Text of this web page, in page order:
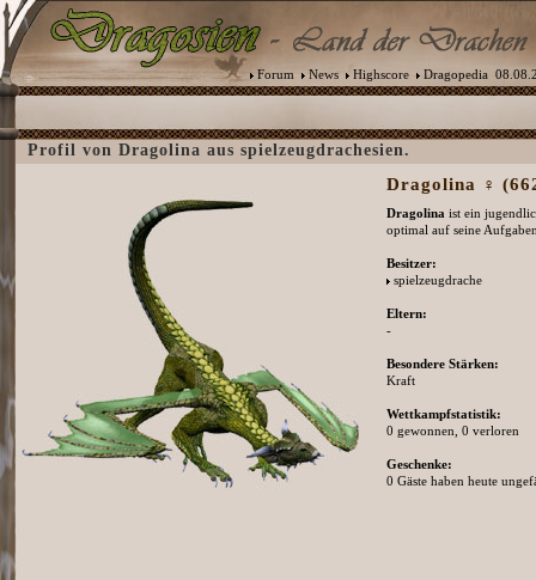
Forum News Highscore Dragopedia
Profil von Dragolina aus spielzeugdrachesien.
Dragolina ♀
Dragolina ist ein
optimal auf seine
Besitzer:
spielzeugdrache
Eltern:
-
Besondere Stärken:
Kraft
Wettkampfstatistik:
0 gewonnen, 0 verloren
Geschenke:
0 Gäste haben heute